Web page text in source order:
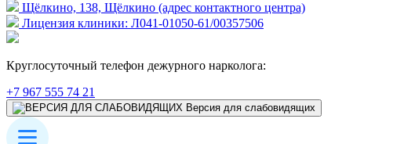
Щёлкино, 138, Щёлкино (адрес контактного центра)
Лицензия клиники: Л041-01050-61/00357506
Круглосуточный телефон дежурного нарколога:
+7 967 555 74 21
Версия для слабовидящих